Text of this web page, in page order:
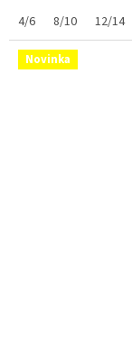
4/6 8/10 12/14
Novinka